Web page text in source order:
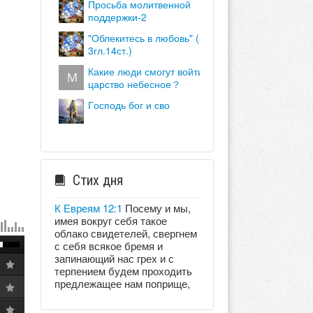
просьба молитвенной
поддержки-2
"облекитесь в любовь" (кол.
3гл.14ст.)
какие люди смогут войти в
царство небесное？
господь бог и сво
Стих дня
К Евреям 12:1 Посему и мы,
имея вокруг себя такое
облако свидетелей, свергнем
с себя всякое бремя и
запинающий нас грех и с
терпением будем проходить
предлежащее нам поприще,